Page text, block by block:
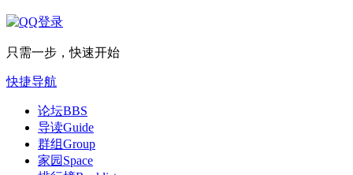
只需一步，快速开始
快捷导航
论坛BBS
导读Guide
群组Group
家园 Space